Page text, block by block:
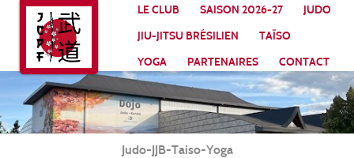
LE CLUB SAISON 2026-27
JUDO
JIU-JITSU BRÉSILIEN
TAÏSO
YOGA
PARTENAIRES CONTACT
Judo-JJB-Taiso-Yoga
Panneau de gestion des cookies